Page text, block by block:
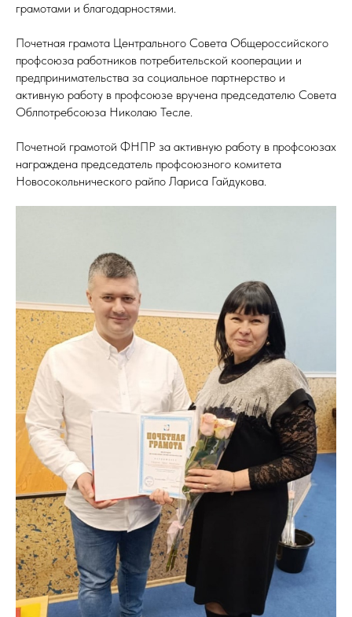
грамотами и благодарностями.
Почетная грамота Центрального Совета Общероссийского
профсоюза работников потребительской кооперации и
предпринимательства за социальное партнерство и
активную работу в профсоюзе вручена председателю Совета
Облпотребсоюза Николаю Тесле.
Почетной грамотой ФНПР за активную работу в профсоюзах
награждена председатель профсоюзного комитета
Новосокольнического райпо Лариса Гайдукова.